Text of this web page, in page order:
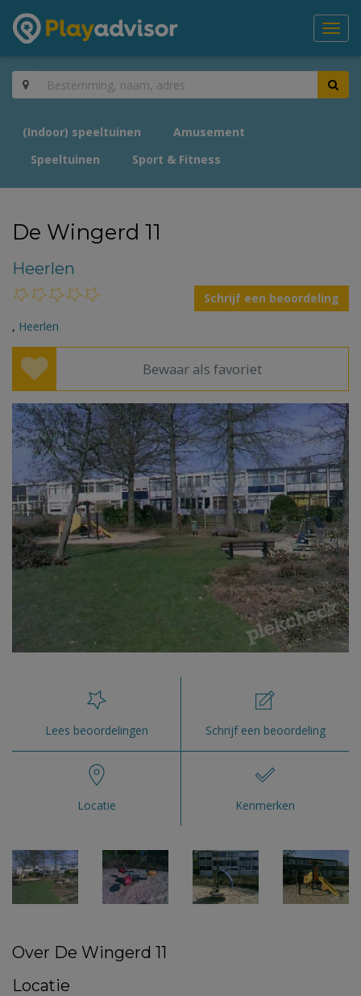
(Indoor) speeltuinen
Amusement
Speeltuinen
Sport & Fitness
De Wingerd 11
Heerlen
Schrijf een beoordeling
, Heerlen
Bewaar als favoriet
Lees beoordelingen Schrijf een beoordeling
Locatie Kenmerken
Over De Wingerd 11
Locatie